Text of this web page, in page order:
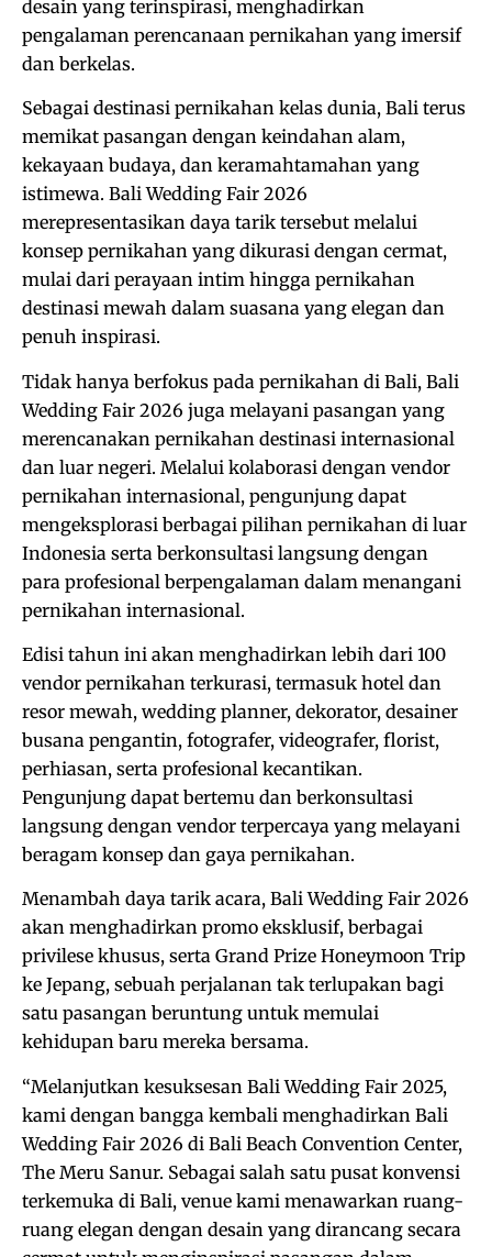
desain yang terinspirasi, menghadirkan
pengalaman perencanaan pernikahan yang imersif
dan berkelas.
Sebagai destinasi pernikahan kelas dunia, Bali terus
memikat pasangan dengan keindahan alam,
kekayaan budaya, dan keramahtamahan yang
istimewa. Bali Wedding Fair 2026
merepresentasikan daya tarik tersebut melalui
konsep pernikahan yang dikurasi dengan cermat,
mulai dari perayaan intim hingga pernikahan
destinasi mewah dalam suasana yang elegan dan
penuh inspirasi.
Tidak hanya berfokus pada pernikahan di Bali, Bali
Wedding Fair 2026 juga melayani pasangan yang
merencanakan pernikahan destinasi internasional
dan luar negeri. Melalui kolaborasi dengan vendor
pernikahan internasional, pengunjung dapat
mengeksplorasi berbagai pilihan pernikahan di luar
Indonesia serta berkonsultasi langsung dengan
para profesional berpengalaman dalam menangani
pernikahan internasional.
Edisi tahun ini akan menghadirkan lebih dari 100
vendor pernikahan terkurasi, termasuk hotel dan
resor mewah, wedding planner, dekorator, desainer
busana pengantin, fotografer, videografer, florist,
perhiasan, serta profesional kecantikan.
Pengunjung dapat bertemu dan berkonsultasi
langsung dengan vendor terpercaya yang melayani
beragam konsep dan gaya pernikahan.
Menambah daya tarik acara, Bali Wedding Fair 2026
akan menghadirkan promo eksklusif, berbagai
privilese khusus, serta Grand Prize Honeymoon Trip
ke Jepang, sebuah perjalanan tak terlupakan bagi
satu pasangan beruntung untuk memulai
kehidupan baru mereka bersama.
“Melanjutkan kesuksesan Bali Wedding Fair 2025,
kami dengan bangga kembali menghadirkan Bali
Wedding Fair 2026 di Bali Beach Convention Center,
The Meru Sanur. Sebagai salah satu pusat konvensi
terkemuka di Bali, venue kami menawarkan ruang-
ruang elegan dengan desain yang dirancang secara